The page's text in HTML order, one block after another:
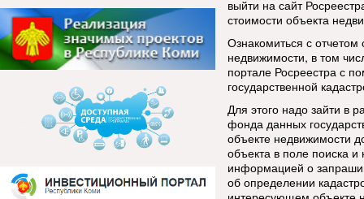
выйти на сайт
стоимости объекта
Ознакомиться с
недвижимости, в том
портале Росреестра с
государственной
Для этого надо зайти в
фонда данных
объекте недвижимости
объекта в поле поиска и
информацией о
об определении